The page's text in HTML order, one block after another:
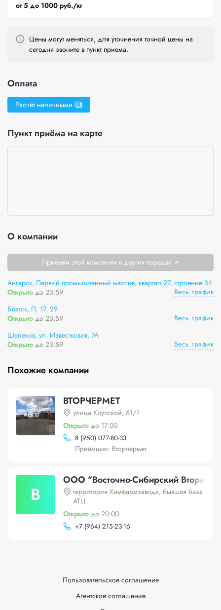
от 5 до 1000 руб./кг
Цены могут меняться, для уточнения точной цены на
сегодня звоните в пункт приема.
Оплата
Расчёт наличными
Пункт приёма на карте
О компании
Приемки этой компании в других городах
Ангарск, Первый промышленный массив, квартал 27, строение 34
Открыто до 23:59
Весь график
Братск, П, 17. 29
Открыто до 23:59
Весь график
Шелехов, ул. Известковая, 7А
Открыто до 23:59 Весь график
Похожие компании
ВТОРЧЕРМЕТ
улица Крупской, 61/1
Открыто до 17:00
8 (950) 077-80-33
Приёмщик: Вторчермет
В
ООО "Восточно-Сибирский Втормет"
территория Химфармзавода, бывшая база
АТЦ
Открыто до 20:00
+7 (964) 215-23-16
Пользовательское соглашение
Агентское соглашение